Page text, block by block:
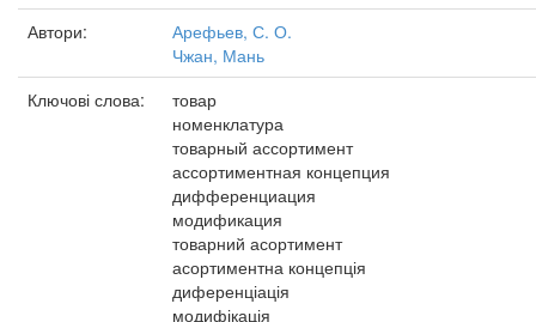
Автори:
Арефьев, С. О.
Чжан, Мань
Ключові слова:
товар
номенклатура
товарный ассортимент
ассортиментная концепция
дифференциация
модификация
товарний асортимент
асортиментна концепція
диференціація
модифікація